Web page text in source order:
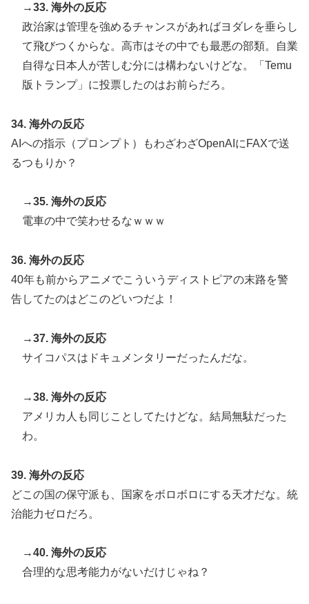
→33. 海外の反応
政治家は管理を強めるチャンスがあればヨダレを垂らし
て飛びつくからな。高市はその中でも最悪の部類。自業
自得な日本人が苦しむ分には構わないけどな。「Temu
版トランプ」に投票したのはお前らだろ。
34. 海外の反応
AIへの指示（プロンプト）もわざわざOpenAIにFAXで送
るつもりか？
→35. 海外の反応
電車の中で笑わせるなｗｗｗ
36. 海外の反応
40年も前からアニメでこういうディストピアの末路を警
告してたのはどこのどいつだよ！
→37. 海外の反応
サイコパスはドキュメンタリーだったんだな。
→38. 海外の反応
アメリカ人も同じことしてたけどな。結局無駄だった
わ。
39. 海外の反応
どこの国の保守派も、国家をボロボロにする天才だな。統
治能力ゼロだろ。
→40. 海外の反応
合理的な思考能力がないだけじゃね？